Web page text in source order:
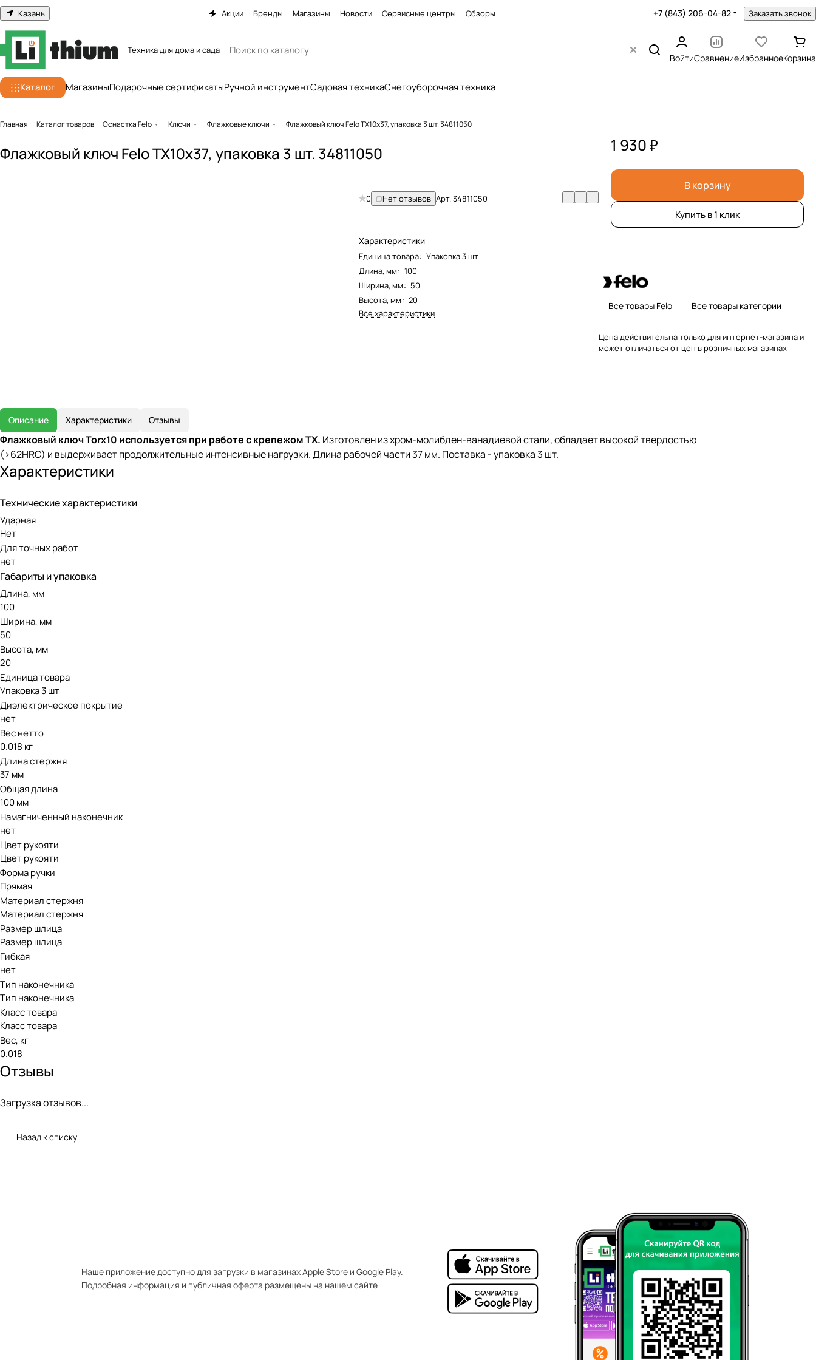
Казань Акции Бренды Магазины Новости Сервисные центры Обзоры +7 (843) 206-04-82 Заказать звонок
Техника для дома и сада
ВойтиСравнениеИзбранноеКорзина
Каталог МагазиныПодарочные сертификатыРучной инструментСадовая техникаСнегоуборочная техника
Главная Каталог товаров Оснастка Felo Ключи Флажковые ключи Флажковый ключ Felo TX10x37, упаковка 3 шт. 34811050
Флажковый ключ Felo TX10x37, упаковка 3 шт. 34811050
0 Нет отзывов Арт.34811050
Характеристики
Единица товара: Упаковка 3 шт
Длина, мм: 100
Ширина, мм: 50
Высота, мм: 20
Все характеристики
1 930 ₽
В корзину
Купить в 1 клик
Все товары Felo Все товары категории
Цена действительна только для интернет-магазина и
может отличаться от цен в розничных магазинах
Описание Характеристики Отзывы
Флажковый ключ Torx10 используется при работе с крепежом TX. Изготовлен из хром-молибден-ванадиевой стали, обладает высокой твердостью
(>62HRC) и выдерживает продолжительные интенсивные нагрузки. Длина рабочей части 37 мм. Поставка - упаковка 3 шт.
Характеристики
Технические характеристики
Ударная
Нет
Для точных работ
нет
Габариты и упаковка
Длина, мм
100
Ширина, мм
50
Высота, мм
20
Единица товара
Упаковка 3 шт
Диэлектрическое покрытие
нет
Вес нетто
0.018 кг
Длина стержня
37 мм
Общая длина
100 мм
Намагниченный наконечник
нет
Цвет рукояти
Цвет рукояти
Форма ручки
Прямая
Материал стержня
Материал стержня
Размер шлица
Размер шлица
Гибкая
нет
Тип наконечника
Тип наконечника
Класс товара
Класс товара
Вес, кг
0.018
Отзывы
Загрузка отзывов...
Назад к списку
Наше приложение доступно для загрузки в магазинах Apple Store и Google Play.
Подробная информация и публичная оферта размещены на нашем сайте